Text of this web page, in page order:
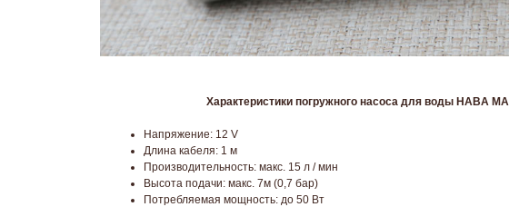
Характеристики погружного насоса для воды HABA
Напряжение: 12 V
Длина кабеля: 1 м
Производительность: макс. 15 л / мин
Высота подачи: макс. 7м (0,7 бар)
Потребляемая мощность: до 50 Вт